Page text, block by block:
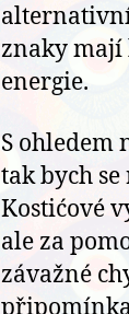
znaky mají
energie.
S ohledem
tak bych
Kostićové
ale za
závažné